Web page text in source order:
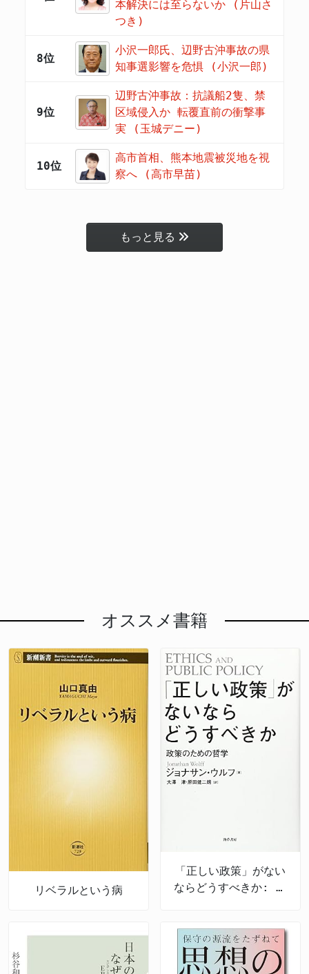
本解決には至らないか (片山さ
つき)
8位
小沢一郎氏、辺野古沖事故の県
知事選影響を危惧 (小沢一郎)
9位
辺野古沖事故：抗議船2隻、禁
区域侵入か 転覆直前の衝撃事
実 (玉城デニー)
10位
高市首相、熊本地震被災地を視
察へ (高市早苗)
もっと見る
オススメ書籍
リベラルという病
「正しい政策」がない
ならどうすべきか: 政